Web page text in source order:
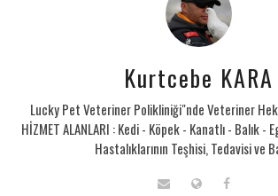
Kurtcebe KARA
Lucky Pet Veteriner Polikliniği"nde Veteriner
HİZMET ALANLARI : Kedi - Köpek - Kanatlı - Balık -
Hastalıklarının Teşhisi, Tedavisi ve